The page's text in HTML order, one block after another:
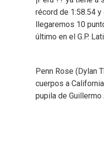
récord de 1:58.54
llegaremos 10
último en el G.P.
Penn Rose (Dylan
cuerpos a
pupila de Guillermo